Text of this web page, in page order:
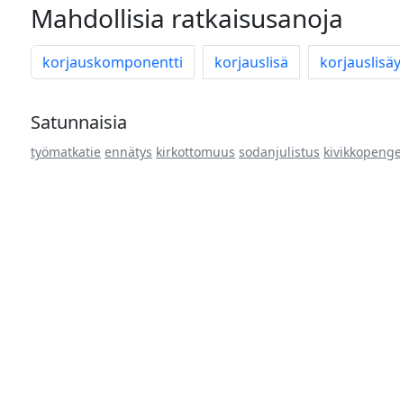
Mahdollisia ratkaisusanoja
korjauskomponentti korjauslisä
Satunnaisia
työmatkatie ennätys kirkottomuus sodanjulistus